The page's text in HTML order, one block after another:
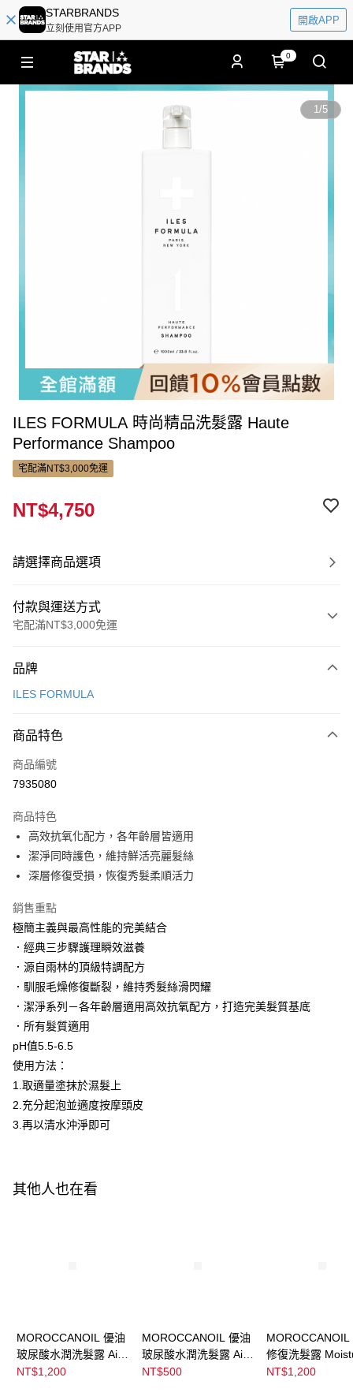
STARBRANDS
立刻使用官方APP
開啟APP
0
1/5
ILES FORMULA 時尚精品洗髮露 Haute
Performance Shampoo
宅配滿NT$3,000免運
NT$4,750
請選擇商品選項
付款與運送方式
宅配滿NT$3,000免運
信用卡一次付款
Apple Pay
街口支付
Google Pay
AFTEE先享後付
相關說明
AFTEE先享後付是「在收到商品之後才付款」的支付方式。 讓您購物簡單
１．簡單：不需註冊會員、不需綁卡、不需儲值。
２．便利：只要手機號碼，簡訊認證，即可結帳。
３．安心：先確認商品／服務後，再付款。
【「AFTEE先享後付」結帳流程】
１．於結帳方式選擇「AFTEE先享後付」後，將跳轉至「AFTEE先享後付」
２．訂單成立數日內，您將收到繳費通知簡訊。
３．收到繳費通知簡訊後14天內，點擊此簡訊中的連結，可透過四大超商／
ATM／網路銀行／等多元方式進行付款，方視為交易完成。
※ 請注意：結帳手續完成當下不需立刻繳費，但若您需要取消訂單，請聯絡
購買商品的店家。未經商家同意取消之訂單仍視為有效，需透過AFTEE先享
後付繳納相關費用。
※ 交易是否成功請以「AFTEE先享後付 」之結帳頁面顯示為準，若有關於
是否繳費成功／繳費後需取消欲退款等相關疑問，請聯繫「AFTEE先享後付
１．透過由恩沛科技股份有限公司提供之「AFTEE先享後付」服務完成之交
請求用戶進行身份認證。
５．嚴禁一人註冊多個帳號或使用他人資訊註冊。若發現惡意使用之情形，
恩沛科技股份有限公司將有權停止該用戶之使用額度並採取法律行動。
運送方式
宅配
宅配-離島
每筆NT$320，滿NT$3,000(含以上)免運費
品牌
ILES FORMULA
商品特色
商品編號
7935080
商品特色
高效抗氧化配方，各年齡層皆適用
潔淨同時護色，維持鮮活亮麗髮絲
深層修復受損，恢復秀髮柔順活力
銷售重點
極簡主義與最高性能的完美結合
．經典三步驟護理瞬效滋養
．源自雨林的頂級特調配方
．馴服毛燥修復斷裂，維持秀髮絲滑閃耀
．潔淨系列－各年齡層適用高效抗氧配方，打造完美髮質基底
．所有髮質適用
pH值5.5-6.5
使用方法：
1.取適量塗抹於濕髮上
2.充分起泡並適度按摩頭皮
3.再以清水沖淨即可
其他人也在看
MOROCCANOIL 優油
玻尿酸水潤洗髮露 Airy
Moisture Shampoo
NT$1,200
MOROCCANOIL 優油
玻尿酸水潤洗髮露 Airy
Moisture Shampoo
NT$500
MOROCCANOIL
修復洗髮露
Repair Shampoo
NT$1,200